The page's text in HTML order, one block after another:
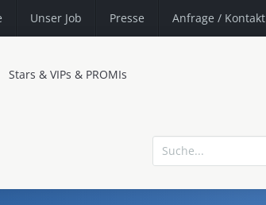
Unser Job Presse Anfrage / Kontakt
Stars & VIPs & PROMIs